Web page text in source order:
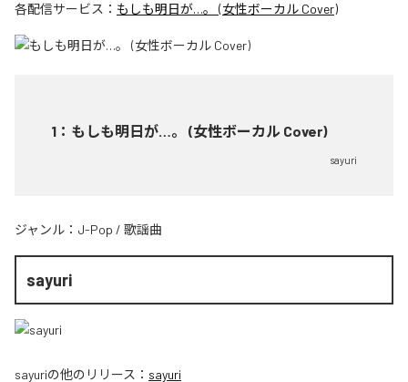
各配信サービス： もしも明日が…。 (女性ボーカル Cover)
1 ： もしも明日が…。 (女性ボーカル Cover)
sayuri
ジャンル： J-Pop / 歌謡曲
sayuri
sayuriの他のリリース： sayuri